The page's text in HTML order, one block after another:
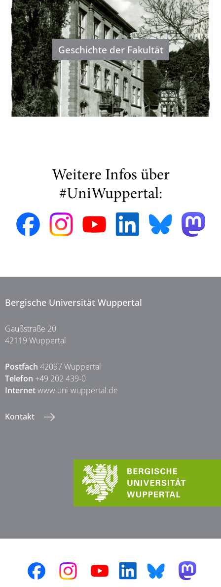
Geschichte der Fakultät
Weitere Infos über
#UniWuppertal:
Bergische Universität Wuppertal
Gaußstraße 20
42119 Wuppertal
Postfach 42097 Wuppertal
Telefon +49 202 439-0
Internetwww.uni-wuppertal.de
Kontakt